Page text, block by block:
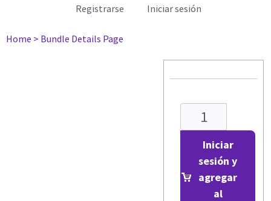
Registrarse Iniciar sesión
Home > Bundle Details Page
Iniciar
sesión y
agregar
al